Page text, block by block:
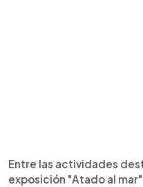
Entre las actividades
exposición "Atado al